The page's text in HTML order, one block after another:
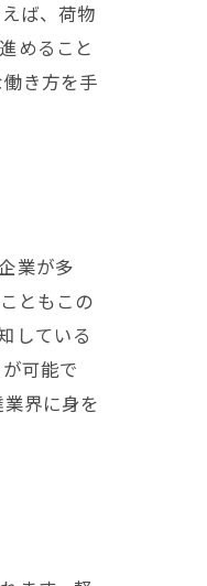
ば、荷物
めること
き方を手
業が多
ともこの
している
可能で
界に身を